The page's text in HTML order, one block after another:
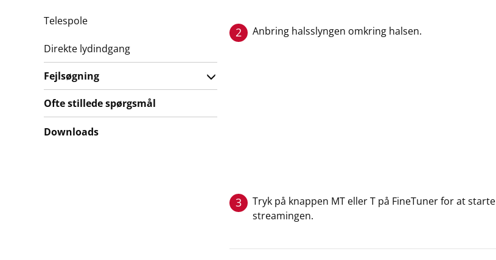
2 Anbring halsslyngen omkring halsen.
3
Tryk på knappen MT eller T på FineTuner for at starte
streamingen.
Telespole
Direkte lydindgang
Fejlsøgning
Ofte stillede spørgsmål
Downloads